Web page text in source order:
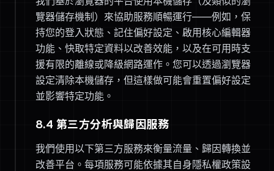
覽器儲存機制）來協助服務順暢運行——例如，保
持您的登入狀態、記住偏好設定、啟用核心編輯器
功能、快取特定資料以改善效能，以及在可用時支
援有限的離線或降級網路運作。您可以透過瀏覽器
設定清除本機儲存，但這樣做可能會重置偏好設定
並影響特定功能。
8.4 第三方分析與歸因服務
我們使用以下第三方服務來衡量流量、歸因轉換並
改善平台。每項服務可能依據其自身隱私權政策設